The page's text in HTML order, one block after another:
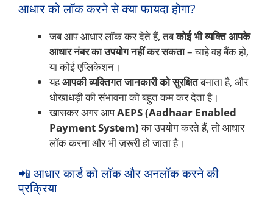
आधार को लॉक करने से क्या फायदा होगा?
जब आप आधार लॉक कर देते हैं, तबकोई भी व्यक्ति आपके
आधार नंबर का उपयोग नहीं कर सकता– चाहे वह बैंक हो,
या कोई एप्लिकेशन।
यहआपकी व्यक्तिगत जानकारी को सुरक्षितबनाता है, और
धोखाधड़ी की संभावना को बहुत कम कर देता है।
खासकर अगर आपAEPS (Aadhaar Enabled
Payment System)का उपयोग करते हैं, तो आधार
लॉक करना और भी ज़रूरी हो जाता है।
📲 आधार कार्ड को लॉक और अनलॉक करने की
प्रक्रिया